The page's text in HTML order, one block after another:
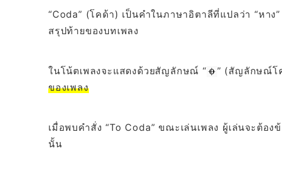
“Coda” (โคด้า) เป็นคำในภาษาอิตาลีที่แปลว่า “หา
สรุปท้ายของบทเพลง
ในโน้ตเพลงจะแสดงด้วยสัญลักษณ์ “ ” (สัญลักษณ์โ
ของเพลง
เมื่อพบคำสั่ง “To Coda” ขณะเล่นเพลง ผู้เล่นจะต้อ
นั้น